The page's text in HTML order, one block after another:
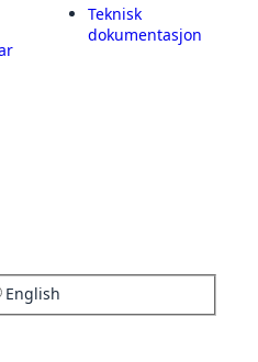
Teknisk
dokumentasjon
English